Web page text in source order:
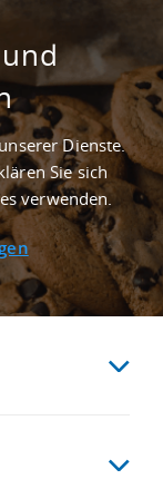
NAHE
-
Dienste.
Sie sich
verwenden.